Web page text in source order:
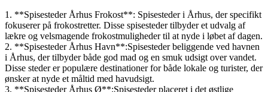
1. **Spisesteder Århus Frokost**: Spisesteder i Århus, der specifikt
fokuserer på frokostretter. Disse spisesteder tilbyder et udvalg af
lækre og velsmagende frokostmuligheder til at nyde i løbet af dagen.
2. **Spisesteder Århus Havn**:Spisesteder beliggende ved havnen
i Århus, der tilbyder både god mad og en smuk udsigt over vandet.
Disse steder er populære destinationer for både lokale og turister, der
ønsker at nyde et måltid med havudsigt.
3. **Spisesteder Århus Ø**:Spisesteder placeret i det østlige